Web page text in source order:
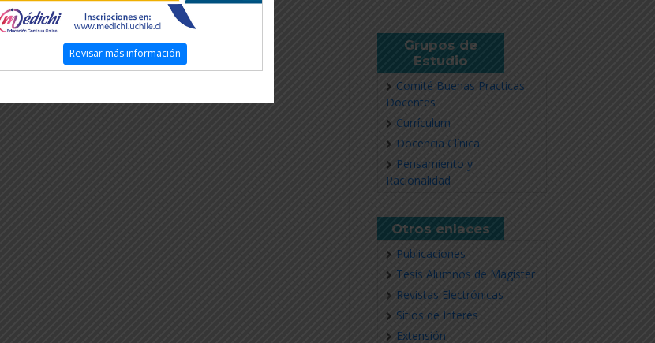
Grupos de
Estudio
Comité Buenas Practicas
Docentes
Currículum
Docencia Clínica
Pensamiento y
Racionalidad
Otros enlaces
Publicaciones
Tesis Alumnos de Magíster
Revistas Electrónicas
Sitios de Interés
Extensión
Revisar más información